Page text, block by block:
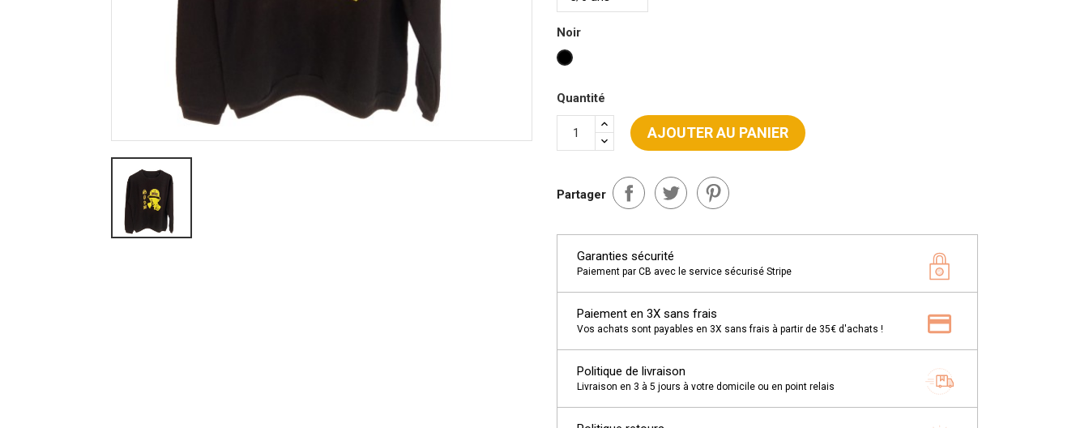
Noir
Noir
Quantité
AJOUTER AU PANIER
Partager
Garanties sécurité
Paiement par CB avec le service sécurisé Stripe
Paiement en 3X sans frais
Vos achats sont payables en 3X sans frais à partir de 35€ d'achats !
Politique de livraison
Livraison en 3 à 5 jours à votre domicile ou en point relais